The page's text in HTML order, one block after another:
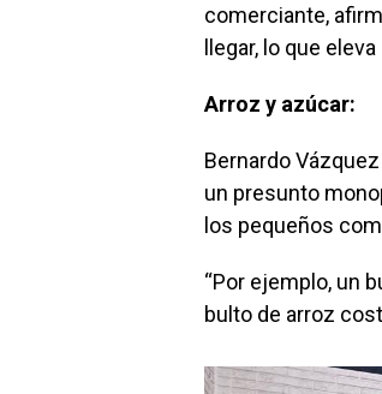
comerciante,
llegar, lo que
Arroz y azúcar:
Bernardo
un presunto
los pequeños
“Por ejemplo, un
bulto de arroz